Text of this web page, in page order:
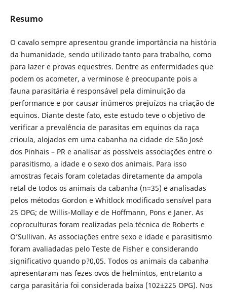
Resumo
O cavalo sempre apresentou grande importância na história
da humanidade, sendo utilizado tanto para trabalho, como
para lazer e provas equestres. Dentre as enfermidades que
podem os acometer, a verminose é preocupante pois a
fauna parasitária é responsável pela diminuição da
performance e por causar inúmeros prejuízos na criação de
equinos. Diante deste fato, este estudo teve o objetivo de
verificar a prevalência de parasitas em equinos da raça
crioula, alojados em uma cabanha na cidade de São José
dos Pinhais – PR e analisar as possíveis associações entre o
parasitismo, a idade e o sexo dos animais. Para isso
amostras fecais foram coletadas diretamente da ampola
retal de todos os animais da cabanha (n=35) e analisadas
pelos métodos Gordon e Whitlock modificado sensível para
25 OPG; de Willis-Mollay e de Hoffmann, Pons e Janer. As
coproculturas foram realizadas pela técnica de Roberts e
O’Sullivan. As associações entre sexo e idade e parasitismo
foram avaliadadas pelo Teste de Fisher e considerando
significativo quando p?0,05. Todos os animais da cabanha
apresentaram nas fezes ovos de helmintos, entretanto a
carga parasitária foi considerada baixa (102±225 OPG). Nos